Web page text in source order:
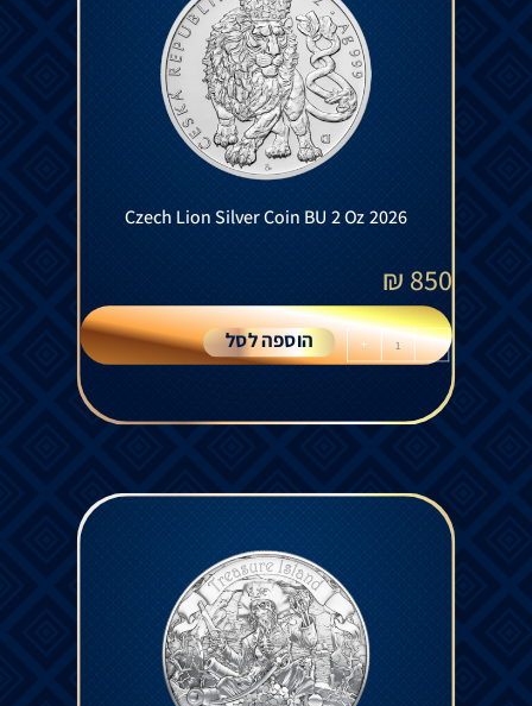
Czech Lion Silver Coin BU 2 Oz 2026
850
₪
-
+ הוספה לסל